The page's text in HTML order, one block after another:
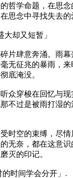
哲学命题，在思
思念中寻找失去
却又短暂」
片肆意奔涌。雨
无征兆的暴雨，
底淹没。
众穿梭在回忆与
不过是被雨打湿
时空的束缚，尽
无奈，都在这意
灭的印记。
时间学会分开」.